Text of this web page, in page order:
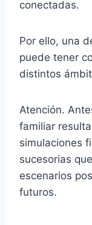
conectadas.
Por ello, una
puede tener
distintos
Atención.
familiar
simulaciones
sucesorias
escenarios
futuros.